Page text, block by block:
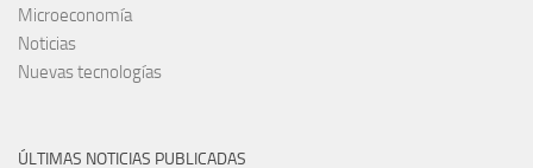
Microeconomía
Noticias
Nuevas tecnologías
ÚLTIMAS NOTICIAS PUBLICADAS